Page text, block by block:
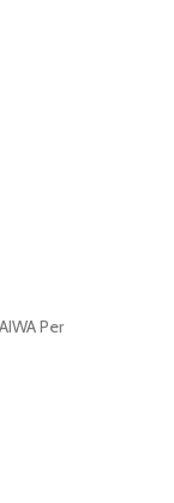
Per